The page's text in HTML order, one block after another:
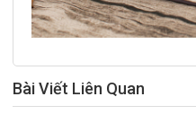
Bài Viết Liên Quan